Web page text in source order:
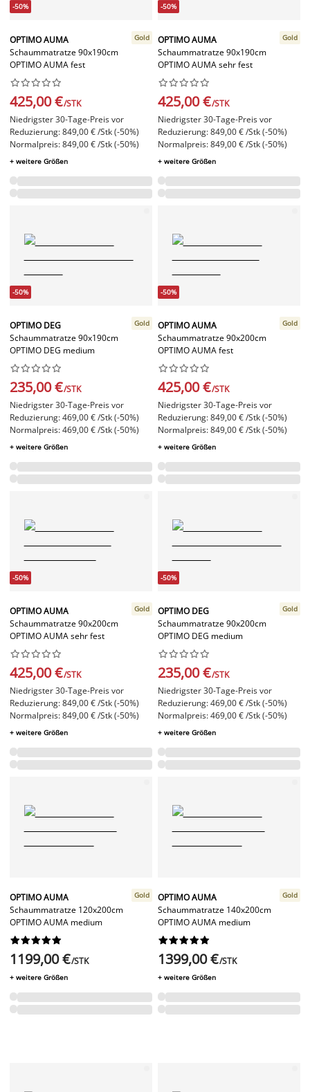
-50%
OPTIMO AUMA
Schaummatratze 90x190cm
OPTIMO AUMA fest
Gold






425,00 €/STK
Niedrigster 30-Tage-Preis vor
Reduzierung: 849,00 € /Stk (-50%)
Normalpreis: 849,00 € /Stk (-50%)
+ weitere Größen
-50%
OPTIMO AUMA
Schaummatratze 90x190cm
OPTIMO AUMA sehr fest
Gold






425,00 €/STK
Niedrigster 30-Tage-Preis vor
Reduzierung: 849,00 € /Stk (-50%)
Normalpreis: 849,00 € /Stk (-50%)
+ weitere Größen
-50%
OPTIMO DEG
Schaummatratze 90x190cm
OPTIMO DEG medium
Gold






235,00 €/STK
Niedrigster 30-Tage-Preis vor
Reduzierung: 469,00 € /Stk (-50%)
Normalpreis: 469,00 € /Stk (-50%)
+ weitere Größen
-50%
OPTIMO AUMA
Schaummatratze 90x200cm
OPTIMO AUMA fest
Gold






425,00 €/STK
Niedrigster 30-Tage-Preis vor
Reduzierung: 849,00 € /Stk (-50%)
Normalpreis: 849,00 € /Stk (-50%)
+ weitere Größen
-50%
OPTIMO AUMA
Schaummatratze 90x200cm
OPTIMO AUMA sehr fest
Gold






425,00 €/STK
Niedrigster 30-Tage-Preis vor
Reduzierung: 849,00 € /Stk (-50%)
Normalpreis: 849,00 € /Stk (-50%)
+ weitere Größen
-50%
OPTIMO DEG
Schaummatratze 90x200cm
OPTIMO DEG medium
Gold






235,00 €/STK
Niedrigster 30-Tage-Preis vor
Reduzierung: 469,00 € /Stk (-50%)
Normalpreis: 469,00 € /Stk (-50%)
+ weitere Größen
OPTIMO AUMA
Schaummatratze 120x200cm
OPTIMO AUMA medium
Gold






1199,00 €/STK
+ weitere Größen
OPTIMO AUMA
Schaummatratze 140x200cm
OPTIMO AUMA medium
Gold






1399,00 €/STK
+ weitere Größen